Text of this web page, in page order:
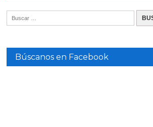
Búscanos en Facebook